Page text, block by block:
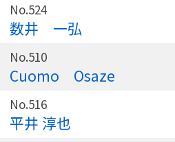
No.524
数井 一弘
No.510
Cuomo Osaze
No.516
平井 淳也